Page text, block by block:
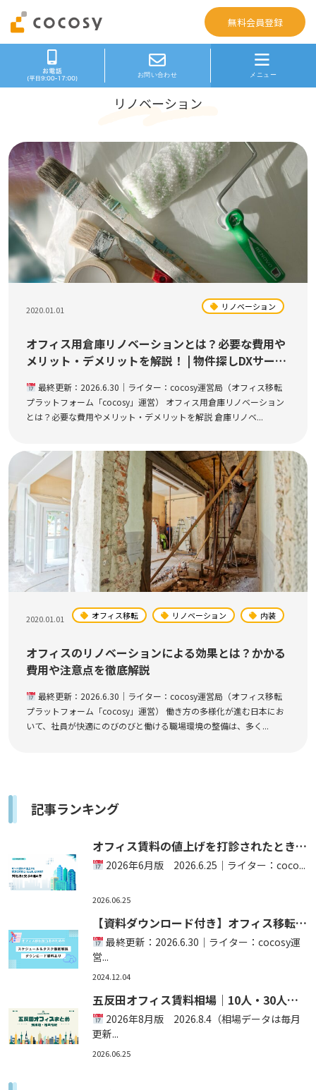
無料会員登録
リノベーション
2020.01.01 リノベーション
オフィス用倉庫リノベーションとは？必要な費用や
メリット・デメリットを解説！ | 物件探しDXサービ
最終更新：2026.6.30｜ライター：cocosy運営局（オフィス移転
プラットフォーム「cocosy」運営） オフィス用倉庫リノベーション
とは？必要な費用やメリット・デメリットを解説 倉庫リノベ...
2020.01.01 オフィス移転 リノベーション 内装
オフィスのリノベーションによる効果とは？かかる
費用や注意点を徹底解説
最終更新：2026.6.30｜ライター：cocosy運営局（オフィス移転
プラットフォーム「cocosy」運営） 働き方の多様化が進む日本にお
いて、社員が快適にのびのびと働ける職場環境の整備は、多く...
記事ランキング
オフィス賃料の値上げを打診されたときの
対策とは？【法的根拠つき】
2026年6月版 2026.6.25｜ライター：coco...
2026.06.25
【資料ダウンロード付き】オフィス移転の
スケジュール＆タスク完全ガイド！準備段
階～移転完了後まで徹底的に細かく解説｜
オフィス探しサービス「cocosy」
最終更新：2026.6.30｜ライター：cocosy運
営...
2024.12.04
五反田オフィス賃料相場｜10人・30人・
50人の賃料まとめ
2026年8月版 2026.8.4（相場データは毎月
更新...
2026.06.25